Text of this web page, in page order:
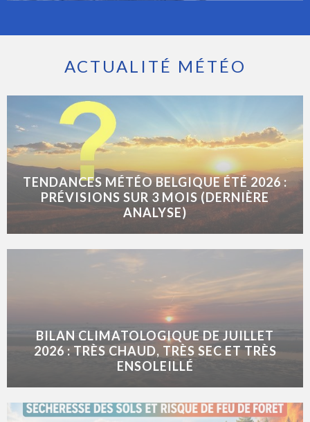
ACTUALITÉ MÉTÉO
TENDANCES MÉTÉO BELGIQUE ÉTÉ 2026 :
PRÉVISIONS SUR 3 MOIS (DERNIÈRE
ANALYSE)
BILAN CLIMATOLOGIQUE DE JUILLET
2026 : TRÈS CHAUD, TRÈS SEC ET TRÈS
ENSOLEILLÉ